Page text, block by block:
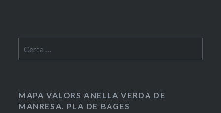
MAPA VALORS ANELLA VERDA DE
MANRESA. PLA DE BAGES